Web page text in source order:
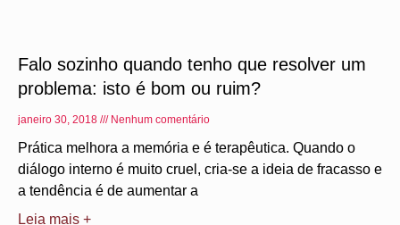
Falo sozinho quando tenho que resolver um
problema: isto é bom ou ruim?
janeiro 30, 2018 Nenhum comentário
Prática melhora a memória e é terapêutica. Quando o
diálogo interno é muito cruel, cria-se a ideia de fracasso e
a tendência é de aumentar a
Leia mais +